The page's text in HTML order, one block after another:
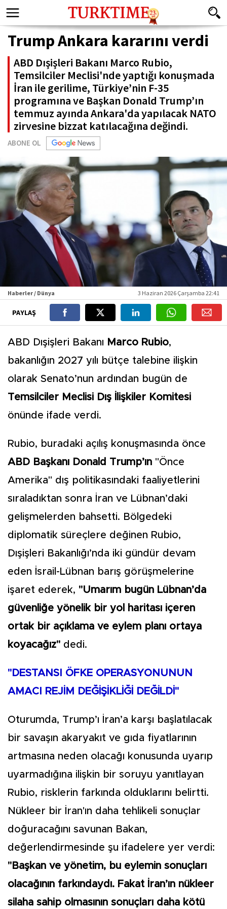
Trump Ankara kararını verdi
ABD Dışişleri Bakanı Marco Rubio,
Temsilciler Meclisi'nde yaptığı konuşmada
İran ile gerilime, Türkiye’nin F-35
programına ve Başkan Donald Trump’ın
temmuz ayında Ankara'da yapılacak NATO
zirvesine bizzat katılacağına değindi.
ABONE OL
Haberler / Dünya 3 Haziran 2026 Çarşamba 22:41
PAYLAŞ
ABD Dışişleri Bakanı Marco Rubio,
bakanlığın 2027 yılı bütçe talebine ilişkin
olarak Senato’nun ardından bugün de
Temsilciler Meclisi Dış İlişkiler Komitesi
önünde ifade verdi.
Rubio, buradaki açılış konuşmasında önce
ABD Başkanı Donald Trump’ın "Önce
Amerika" dış politikasındaki faaliyetlerini
sıraladıktan sonra İran ve Lübnan’daki
gelişmelerden bahsetti. Bölgedeki
diplomatik süreçlere değinen Rubio,
Dışişleri Bakanlığı’nda iki gündür devam
eden İsrail-Lübnan barış görüşmelerine
işaret ederek, "Umarım bugün Lübnan’da
güvenliğe yönelik bir yol haritası içeren
ortak bir açıklama ve eylem planı ortaya
koyacağız" dedi.
"DESTANSI ÖFKE OPERASYONUNUN
AMACI REJİM DEĞİŞİKLİĞİ DEĞİLDİ"
Oturumda, Trump’ı İran’a karşı başlatılacak
bir savaşın akaryakıt ve gıda fiyatlarının
artmasına neden olacağı konusunda uyarıp
uyarmadığına ilişkin bir soruyu yanıtlayan
Rubio, risklerin farkında olduklarını belirtti.
Nükleer bir İran'ın daha tehlikeli sonuçlar
doğuracağını savunan Bakan,
değerlendirmesinde şu ifadelere yer verdi:
"Başkan ve yönetim, bu eylemin sonuçları
olacağının farkındaydı. Fakat İran’ın nükleer
silaha sahip olmasının sonuçları daha kötü